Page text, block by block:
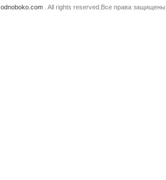
odnoboko.com. All rights reserved.Все права защищены.